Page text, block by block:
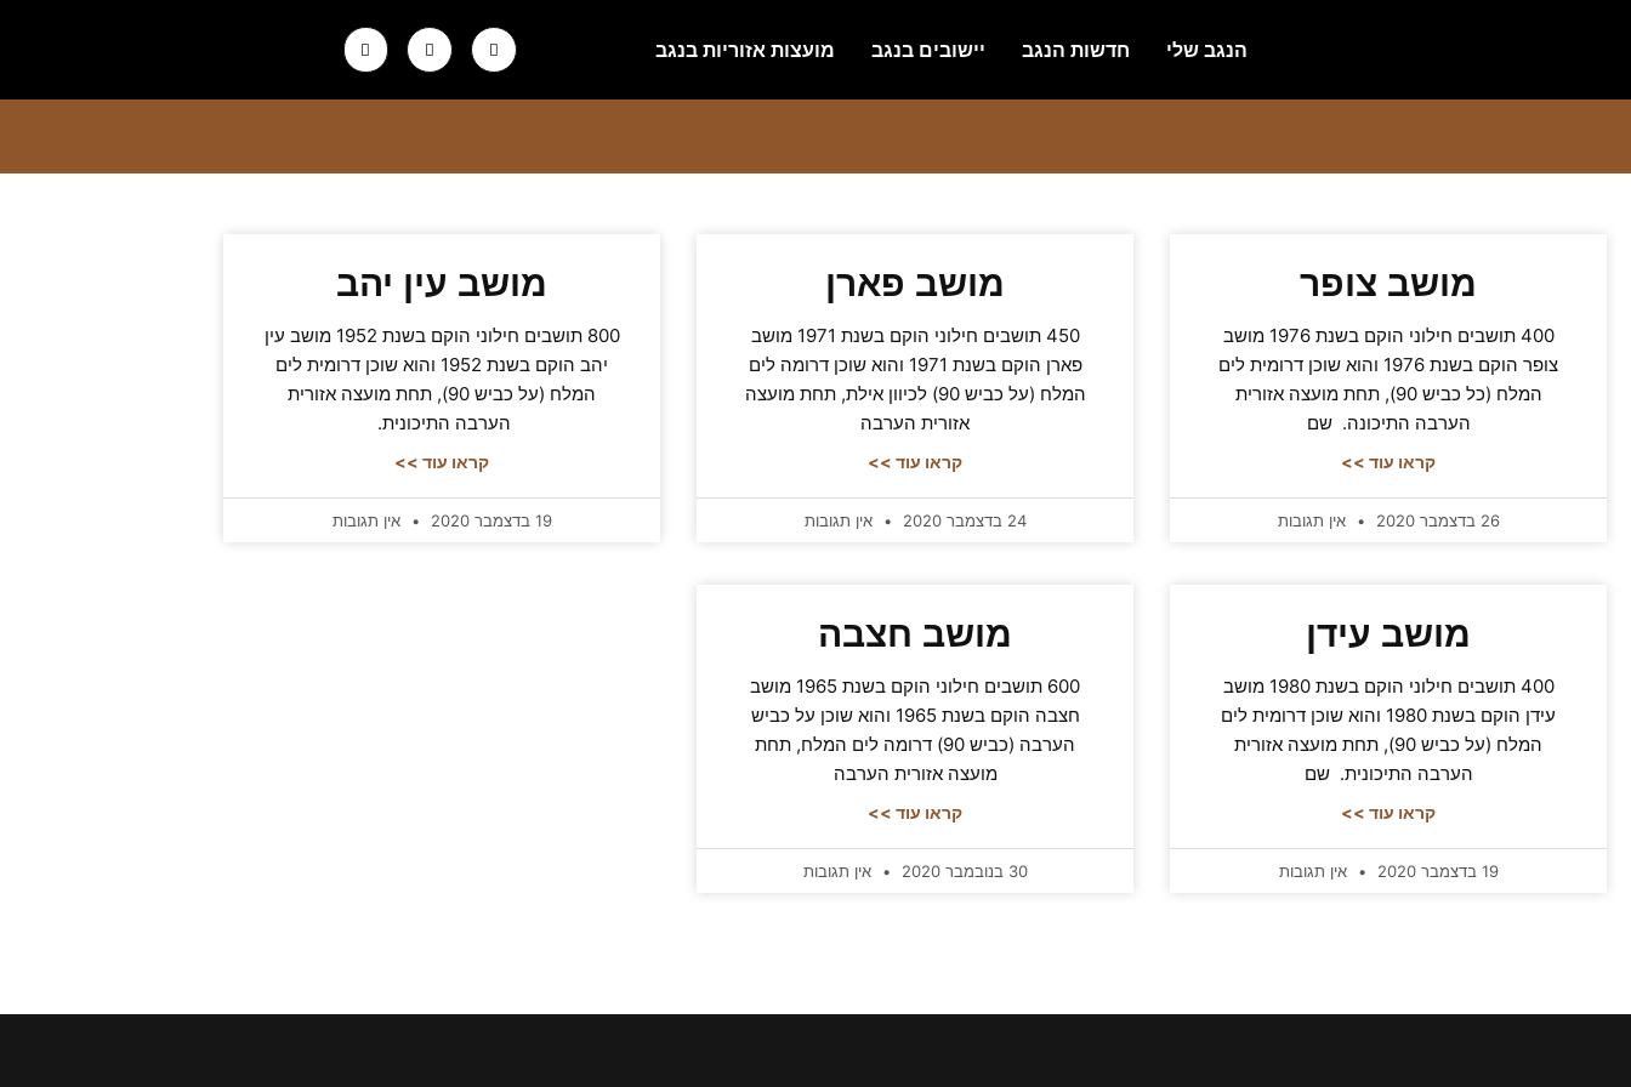
הנגב שלי חדשות הנגב יישובים בנגב מועצות אזוריות בנגב
מושב צופר
400 תושבים חילוני הוקם בשנת 1976 מושב
צופר הוקם בשנת 1976 והוא שוכן דרומית לים
המלח (כל כביש 90), תחת מועצה אזורית
הערבה התיכונה. שם
קראו עוד >>
26 בדצמבר 2020 אין תגובות
מושב פארן
450 תושבים חילוני הוקם בשנת 1971 מושב
פארן הוקם בשנת 1971 והוא שוכן דרומה לים
המלח (על כביש 90) לכיוון אילת, תחת מועצה
אזורית הערבה
קראו עוד >>
24 בדצמבר 2020 אין תגובות
מושב עין יהב
800 תושבים חילוני הוקם בשנת 1952 מושב עין
יהב הוקם בשנת 1952 והוא שוכן דרומית לים
המלח (על כביש 90), תחת מועצה אזורית
הערבה התיכונית.
קראו עוד >>
19 בדצמבר 2020 אין תגובות
מושב עידן
400 תושבים חילוני הוקם בשנת 1980 מושב
עידן הוקם בשנת 1980 והוא שוכן דרומית לים
המלח (על כביש 90), תחת מועצה אזורית
הערבה התיכונית. שם
קראו עוד >>
19 בדצמבר 2020 אין תגובות
מושב חצבה
600 תושבים חילוני הוקם בשנת 1965 מושב
חצבה הוקם בשנת 1965 והוא שוכן על כביש
הערבה (כביש 90) דרומה לים המלח, תחת
מועצה אזורית הערבה
קראו עוד >>
30 בנובמבר 2020 אין תגובות